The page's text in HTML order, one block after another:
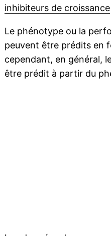
inhibiteurs de croissance
Le phénotype ou la
peuvent être prédits en
cependant, en général,
être prédit à partir du